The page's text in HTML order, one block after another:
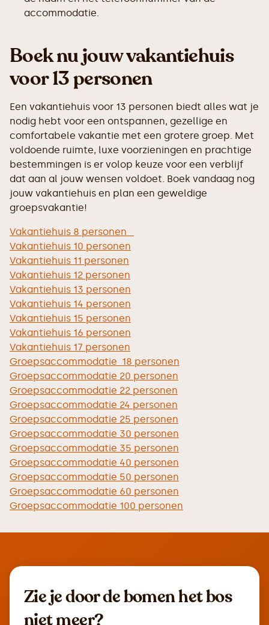
accommodatie.
Boek nu jouw vakantiehuis
voor 13 personen
Een vakantiehuis voor 13 personen biedt alles wat je
nodig hebt voor een ontspannen, gezellige en
comfortabele vakantie met een grotere groep. Met
voldoende ruimte, luxe voorzieningen en prachtige
bestemmingen is er volop keuze voor een verblijf
dat aan al jouw wensen voldoet. Boek vandaag nog
jouw vakantiehuis en plan een geweldige
groepsvakantie!
Vakantiehuis 8 personen
Vakantiehuis 10 personen
Vakantiehuis 11 personen
Vakantiehuis 12 personen
Vakantiehuis 13 personen
Vakantiehuis 14 personen
Vakantiehuis 15 personen
Vakantiehuis 16 personen
Vakantiehuis 17 personen
Groepsaccommodatie 18 personen
Groepsaccommodatie 20 personen
Groepsaccommodatie 22 personen
Groepsaccommodatie 24 personen
Groepsaccommodatie 25 personen
Groepsaccommodatie 30 personen
Groepsaccommodatie 35 personen
Groepsaccommodatie 40 personen
Groepsaccommodatie 50 personen
Groepsaccommodatie 60 personen
Groepsaccommodatie 100 personen
Zie je door de bomen het bos
niet meer?